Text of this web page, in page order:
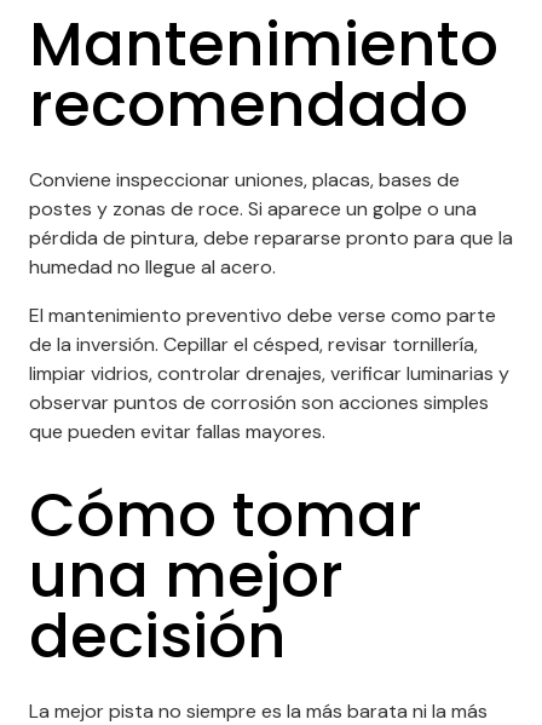
Mantenimiento
recomendado
Conviene inspeccionar uniones, placas, bases de
postes y zonas de roce. Si aparece un golpe o una
pérdida de pintura, debe repararse pronto para que la
humedad no llegue al acero.
El mantenimiento preventivo debe verse como parte
de la inversión. Cepillar el césped, revisar tornillería,
limpiar vidrios, controlar drenajes, verificar luminarias y
observar puntos de corrosión son acciones simples
que pueden evitar fallas mayores.
Cómo tomar
una mejor
decisión
La mejor pista no siempre es la más barata ni la más